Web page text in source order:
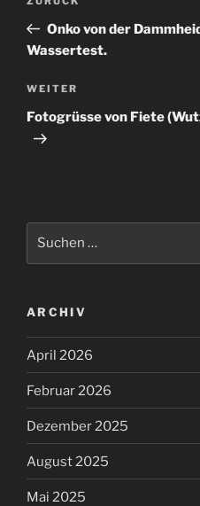
Beitrag
Onko von der
Wassertest.
Nächster
Beitrag
WEITER
Fotogrüsse von Fiete
ARCHIV
April 2026
Februar 2026
Dezember 2025
August 2025
Mai 2025